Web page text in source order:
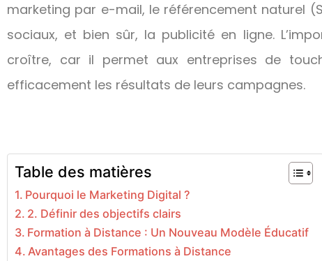
marketing par e-mail, le référencement naturel
sociaux, et bien sûr, la publicité en ligne.
croître, car il permet aux entreprises de
efficacement les résultats de leurs campagnes.
Table des matières
Pourquoi le Marketing Digital ?
2. Définir des objectifs clairs
Formation à Distance : Un Nouveau Modèle Éducatif
Avantages des Formations à Distance